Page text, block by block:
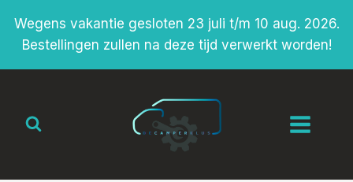
naar
inhoud
Wegens vakantie gesloten 23 juli t/m 10 aug. 2026.
Bestellingen zullen na deze tijd verwerkt worden!